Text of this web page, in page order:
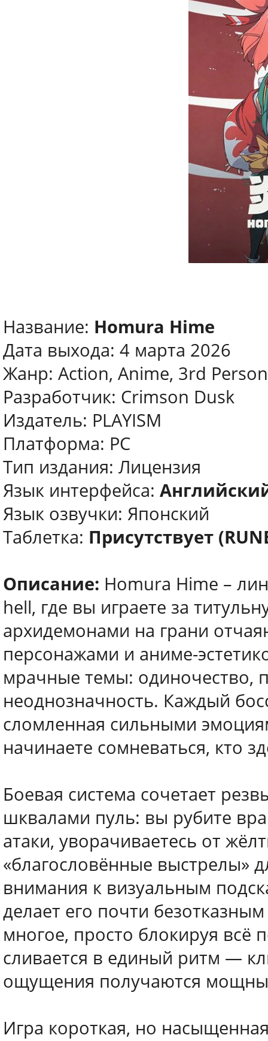
Название: Homura Hime
Дата выхода: 4 марта 2026
Жанр: Action, Anime, 3rd Person
Разработчик: Crimson Dusk
Издатель: PLAYISM
Платформа: PC
Тип издания: Лицензия
Язык интерфейса:
Язык озвучки: Японский
Таблетка: Присутствует
Описание: Homura Hime –
hell, где вы играете за
архидемонами на грани
персонажами и аниме-
мрачные темы: одиночество,
неоднозначность. Каждый
сломленная сильными
начинаете сомневаться, кто
Боевая система сочетает
шквалами пуль: вы рубите
атаки, уворачиваетесь от
«благословённые выстрелы»
внимания к визуальным
делает его почти
многое, просто блокируя всё
сливается в единый ритм —
ощущения получаются
Игра короткая, но